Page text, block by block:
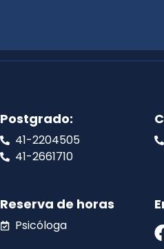
Postgrado:
41-2204505
41-2661710
Reserva de horas
Psicóloga